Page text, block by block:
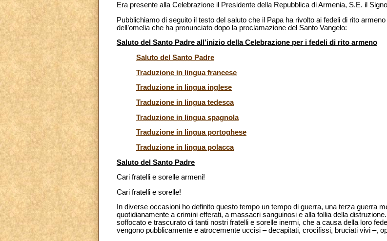
Era presente alla Celebrazione il Presidente della Repubblica di Armenia, S.E. il
Pubblichiamo di seguito il testo del saluto che il Papa ha rivolto ai fedeli di rito
dell’omelia che ha pronunciato dopo la proclamazione del Santo Vangelo:
Saluto del Santo Padre all’inizio della Celebrazione per i fedeli di rito armeno
Saluto del Santo Padre
Traduzione in lingua francese
Traduzione in lingua inglese
Traduzione in lingua tedesca
Traduzione in lingua spagnola
Traduzione in lingua portoghese
Traduzione in lingua polacca
Saluto del Santo Padre
Cari fratelli e sorelle armeni!
Cari fratelli e sorelle!
In diverse occasioni ho definito questo tempo un tempo di guerra, una terza guerra
quotidianamente a crimini efferati, a massacri sanguinosi e alla follia della
soffocato e trascurato di tanti nostri fratelli e sorelle inermi, che a causa della loro
vengono pubblicamente e atrocemente uccisi – decapitati, crocifissi, bruciati vivi –,